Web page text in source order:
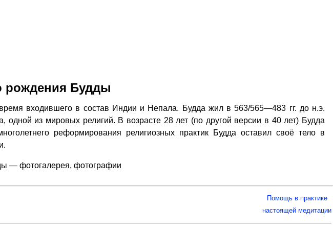
рождения Будды
входившего в состав Индии и Непала. Будда жил в 563/565—483 гг. до н.э.
из мировых религий. В возрасте 28 лет (по другой версии в 40 лет) Будда
реформирования религиозных практик Будда оставил своё тело в
— фотогалерея, фотографии
Помощь в практике
настоящей медитации